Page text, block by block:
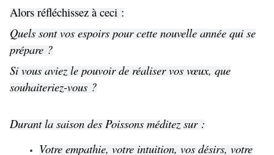
Alors réfléchissez à ceci :
Quels sont vos espoirs pour cette nouvelle année qui se
prépare ?
Si vous aviez le pouvoir de réaliser vos vœux, que
souhaiteriez-vous ?
Durant la saison des Poissons méditez sur :
Votre empathie, votre intuition, vos désirs, votre